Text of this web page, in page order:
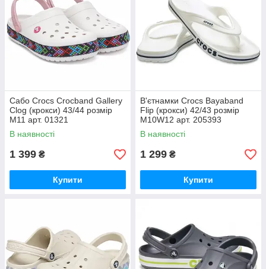
Сабо Crocs Crocband Gallery
Clog (крокси) 43/44 розмір
M11 арт. 01321
В наявності
1 399 ₴
Купити
В'єтнамки Crocs Bayaband
Flip (крокси) 42/43 розмір
M10W12 арт. 205393
В наявності
1 299 ₴
Купити